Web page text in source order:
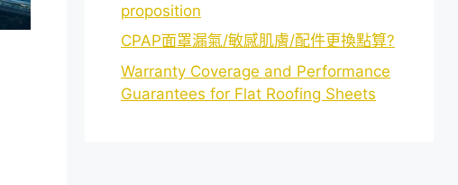
proposition
CPAP面罩漏氣/敏感肌膚/配件更換點算?
Warranty Coverage and Performance
Guarantees for Flat Roofing Sheets